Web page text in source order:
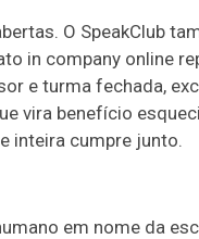
O SpeakClub
in company online
e turma fechada,
vira benefício
inteira cumpre junto.
em nome da